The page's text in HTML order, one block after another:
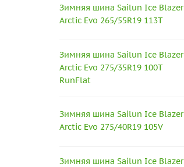
Зимняя шина Sailun Ice Blazer
Arctic Evo 265/55R19 113T
Зимняя шина Sailun Ice Blazer
Arctic Evo 275/35R19 100T
RunFlat
Зимняя шина Sailun Ice Blazer
Arctic Evo 275/40R19 105V
Зимняя шина Sailun Ice Blazer